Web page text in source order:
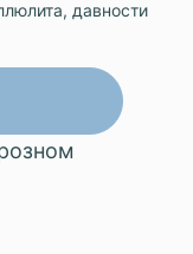
давности